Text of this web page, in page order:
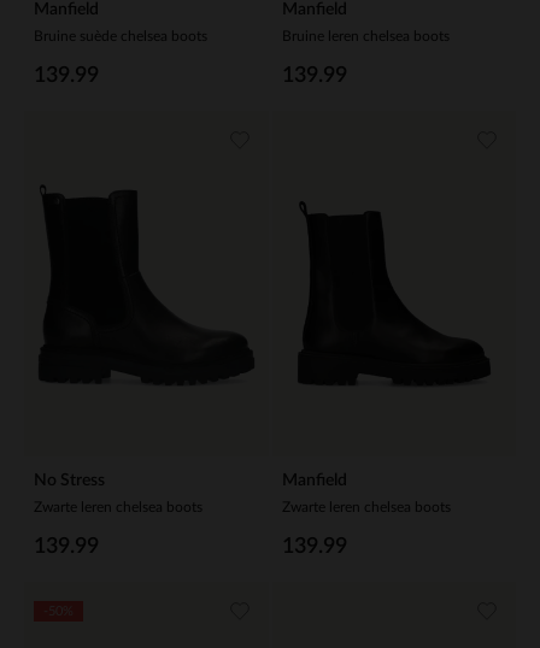
Manfield
Bruine suède chelsea boots
139.99
Manfield
Bruine leren chelsea boots
139.99
No Stress
Zwarte leren chelsea boots
139.99
Manfield
Zwarte leren chelsea boots
139.99